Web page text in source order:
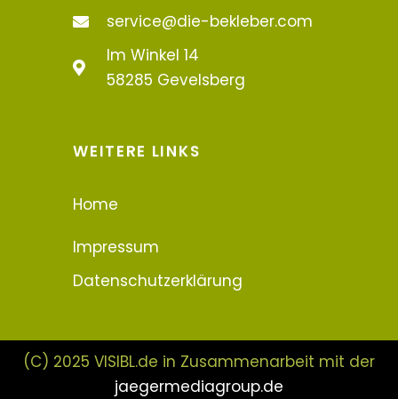
service@die-bekleber.com
Im Winkel 14
58285 Gevelsberg
WEITERE LINKS
Home
Impressum
Datenschutzerklärung
(C) 2025 VISIBL.de in Zusammenarbeit mit der
jaegermediagroup.de